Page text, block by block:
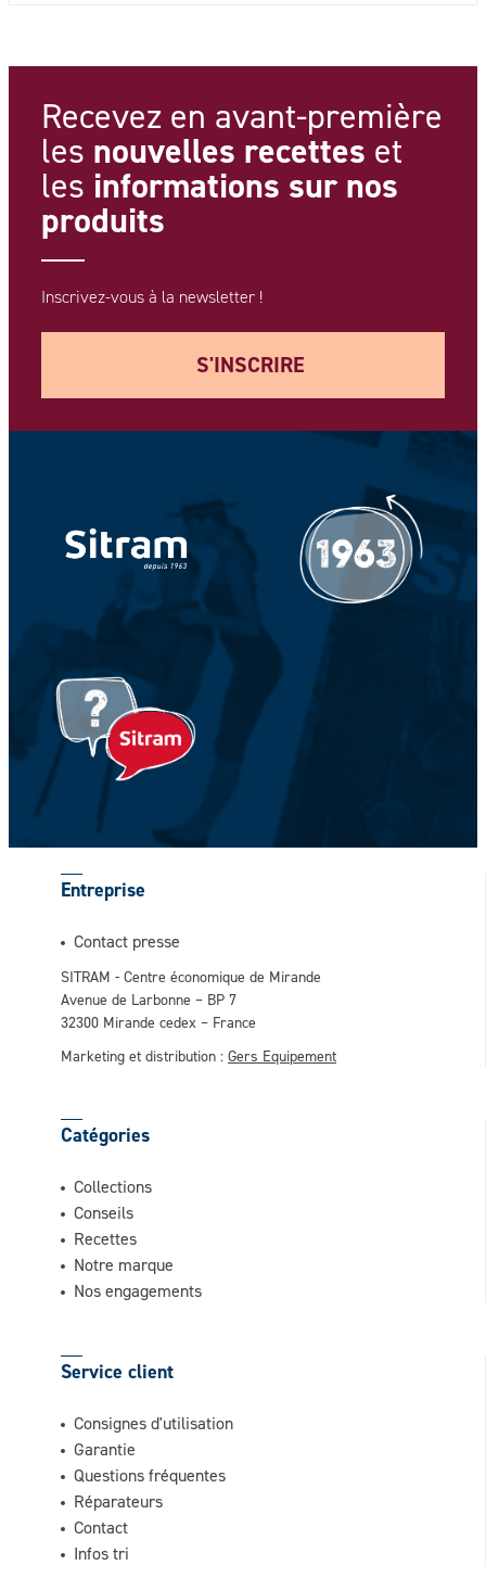
Recevez en avant-première
les nouvelles recettes et
les informations sur nos
produits
Inscrivez-vous à la newsletter !
S'INSCRIRE
Votre Nom *
Entreprise
Contact presse
SITRAM - Centre économique de Mirande
Avenue de Larbonne – BP 7
32300 Mirande cedex – France
Marketing et distribution : Gers Equipement
Catégories
Collections
Conseils
Recettes
Notre marque
Nos engagements
Service client
Consignes d'utilisation
Garantie
Questions fréquentes
Réparateurs
Contact
Infos tri